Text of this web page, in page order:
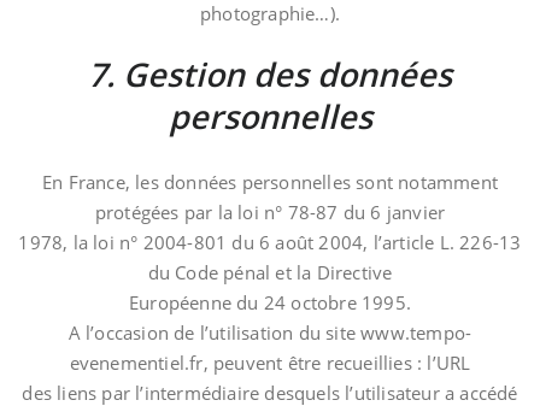
photographie…).
7. Gestion des données
personnelles
En France, les données personnelles sont notamment
protégées par la loi n° 78-87 du 6 janvier
1978, la loi n° 2004-801 du 6 août 2004, l’article L. 226-13
du Code pénal et la Directive
Européenne du 24 octobre 1995.
A l’occasion de l’utilisation du site www.tempo-
evenementiel.fr, peuvent être recueillies : l’URL
des liens par l’intermédiaire desquels l’utilisateur a accédé